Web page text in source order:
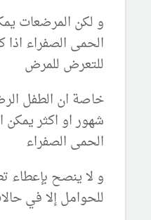
و لكن المرضعات
الحمى الصفراء
للتعرض للمرض
شهور او اكثر
الحمى الصفراء
و لا ينصح بإعطاء
للحوامل إلا في